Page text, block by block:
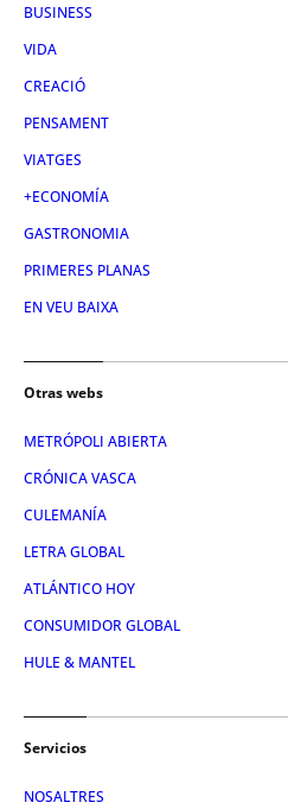
BUSINESS
VIDA
CREACIÓ
PENSAMENT
VIATGES
+ECONOMÍA
GASTRONOMIA
PRIMERES PLANAS
EN VEU BAIXA
Otras webs
METRÓPOLI ABIERTA
CRÓNICA VASCA
CULEMANÍA
LETRA GLOBAL
ATLÁNTICO HOY
CONSUMIDOR GLOBAL
HULE & MANTEL
Servicios
NOSALTRES